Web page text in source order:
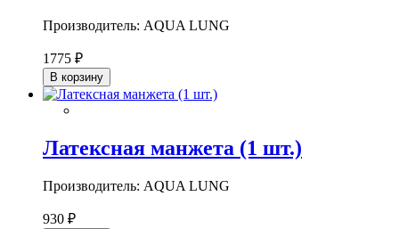
Производитель: AQUA LUNG
1775 ₽
В корзину
Латексная манжета (1 шт.)
Производитель: AQUA LUNG
930 ₽